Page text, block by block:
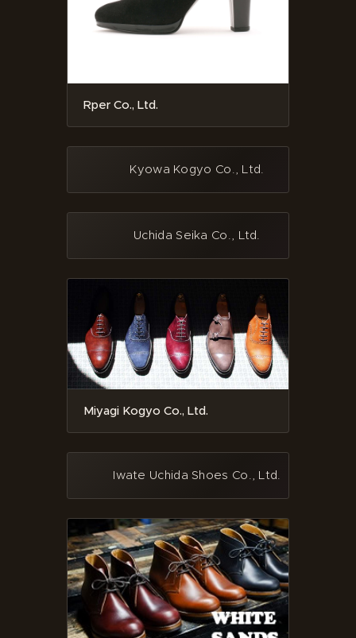
Rper Co., Ltd.
Kyowa Kogyo Co., Ltd.
Uchida Seika Co., Ltd.
Miyagi Kogyo Co., Ltd.
Iwate Uchida Shoes Co., Ltd.